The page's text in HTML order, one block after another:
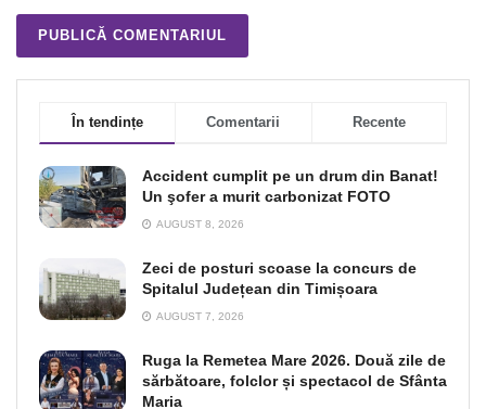
În tendințe Comentarii Recente
Accident cumplit pe un drum din Banat!
Un şofer a murit carbonizat FOTO
AUGUST 8, 2026
Zeci de posturi scoase la concurs de
Spitalul Județean din Timișoara
AUGUST 7, 2026
Ruga la Remetea Mare 2026. Două zile de
sărbătoare, folclor și spectacol de Sfânta
Maria